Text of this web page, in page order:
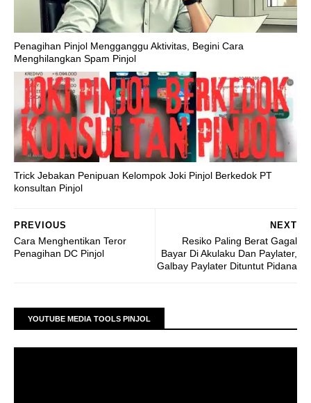
Penagihan Pinjol Mengganggu Aktivitas, Begini Cara
Menghilangkan Spam Pinjol
Trick Jebakan Penipuan Kelompok Joki Pinjol Berkedok PT
konsultan Pinjol
NEXT
Resiko Paling Berat Gagal
Bayar Di Akulaku Dan Paylater,
Galbay Paylater Dituntut Pidana
PREVIOUS
Cara Menghentikan Teror
Penagihan DC Pinjol
YOUTUBE MEDIA TOOLS PINJOL